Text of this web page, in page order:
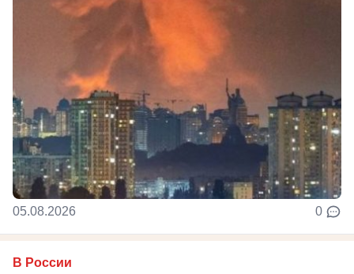
05.08.2026 0
В России